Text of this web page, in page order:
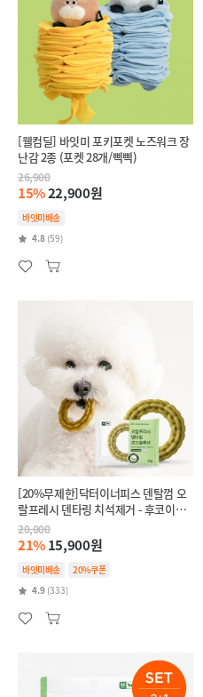
[웰컴딜] 바잇미 포키포켓 노즈워크 장
난감 2종 (포켓 28개/삑삑)
26,900
15%22,900원
바잇미배송
4.8 (59)
[20%무제한]닥터이너피스 덴탈껌 오
랄프레시 덴타링 치석제거 - 후코이단
(인텐시브,항산화)
20,000
21%15,900원
바잇미배송
20%쿠폰
4.9 (333)